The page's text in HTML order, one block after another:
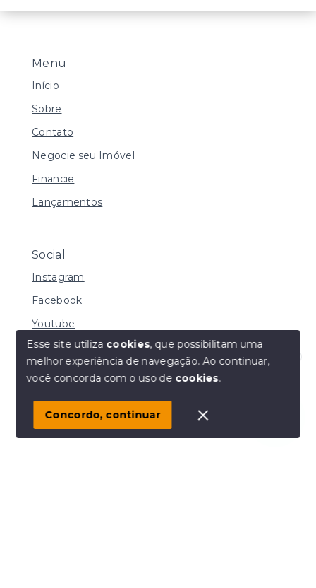
Olá! Estamos disponíveis para te ajudar.
Menu
Início
Sobre
Contato
Negocie seu Imóvel
Financie
Lançamentos
Social
Instagram
Facebook
Youtube
© Copyright 2026 - MACHADO CORRETORA DE
SITE PARA IMOBILIARIA
Esse site utiliza cookies, que possibilitam uma
melhor experiência de navegação.Ao continuar,
você concorda com o uso de cookies.
Concordo, continuar